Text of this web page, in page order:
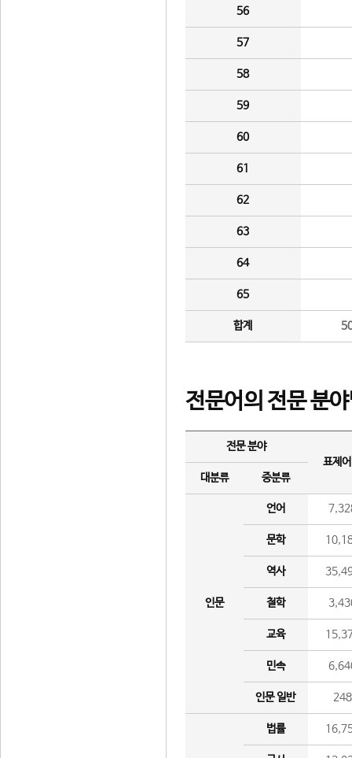
56
57
58
59
60
61
62
63
64
65
합계
전문어의 전문 분
전문 분야
표제
대분류
중분류
인문
언어
문학
역사
철학
교육
민속
인문 일반 248
법률